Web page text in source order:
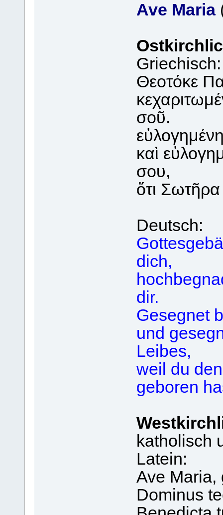
Ave Maria
Griechisch:
Θεοτόκε
σοῦ.
καὶ
σου,
ὅτι
Deutsch:
dich,
dir.
Gesegnet
und
Leibes,
weil du
geboren
katholisch
Latein:
Ave Maria,
Dominus